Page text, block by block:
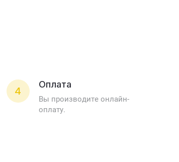
4
Оплата
Вы производите онлайн-
оплату.